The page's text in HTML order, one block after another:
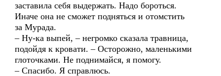
заставила себя выдержать. Надо бороться.
Иначе она не сможет подняться и отомстить
за Мурада.
– Ну-ка выпей, – негромко сказала травница,
подойдя к кровати. – Осторожно, маленькими
глоточками. Не поднимайся, я помогу.
– Спасибо. Я справлюсь.